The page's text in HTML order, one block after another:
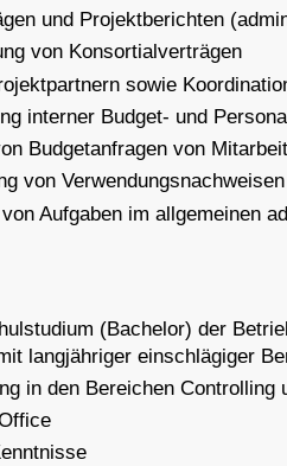
und Projektberichten
von Konsortialverträgen
sowie
interner Budget- und
Budgetanfragen von
von Verwendungsnachweisen
Aufgaben im allgemeinen
(Bachelor) der
langjähriger einschlägiger
in den Bereichen